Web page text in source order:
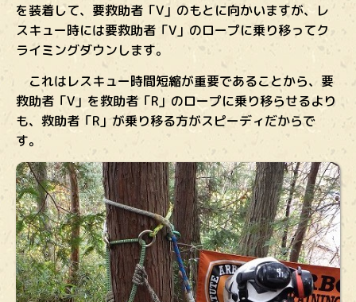
を装着して、要救助者「V」のもとに向かいますが、レ
スキュー時には要救助者「V」のロープに乗り移ってク
ライミングダウンします。
これはレスキュー時間短縮が重要であることから、要
救助者「V」を救助者「R」のロープに乗り移らせるより
も、救助者「R」が乗り移る方がスピーディだからで
す。